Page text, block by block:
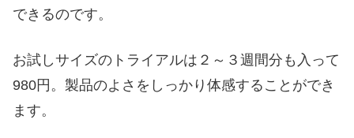
できるのです。
お試しサイズのトライアルは２～３週間分も入って
980円。製品のよさをしっかり体感することができ
ます。